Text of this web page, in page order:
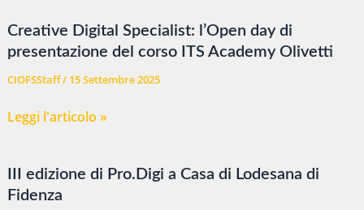
Creative Digital Specialist: l’Open day di
presentazione del corso ITS Academy Olivetti
CIOFSStaff/ 15 Settembre 2025
Creative
l’Open
day
Leggi l'articolo »
III edizione di Pro.Digi a Casa di Lodesana di
Fidenza